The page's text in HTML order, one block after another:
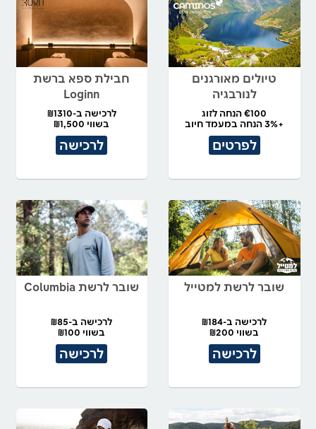
טיולים מאורגנים
לנורבגיה
€100 הנחה לזוג
+3% הנחה במעמד חיוב
לפרטים
חבילת ספא ברשת
Loginn
לרכישה ב-₪1310
בשווי ₪1,500
לרכישה
שובר לרשת למטייל
לרכישה ב-₪184
בשווי ₪200
לרכישה
שובר לרשת Columbia
לרכישה ב-₪85
בשווי ₪100
לרכישה